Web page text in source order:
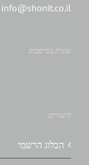
info@shonit.co.il
שונית בפייסבוק
קישורים
הבלוג הרשמי